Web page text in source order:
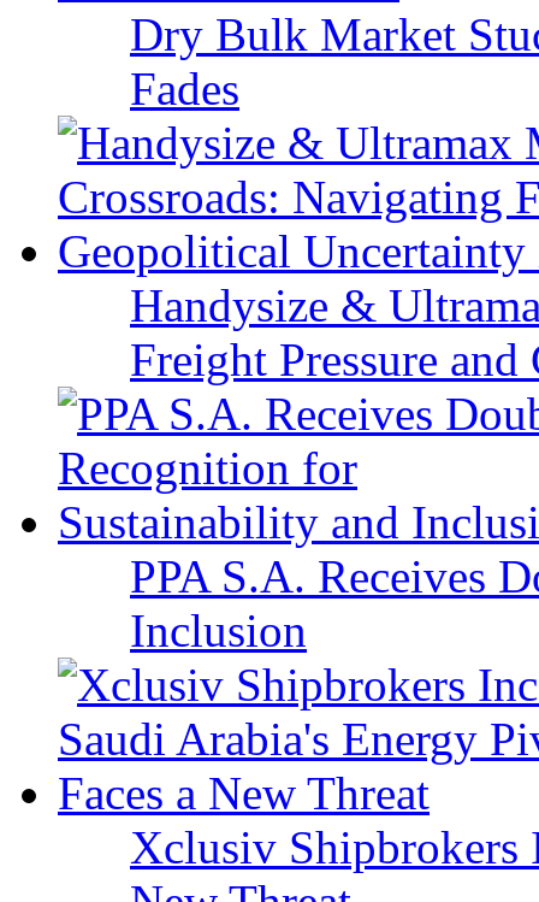
Dry Bulk Market
Fades
Handysize &
Freight Pressure
PPA S.A. Receives
Inclusion
Xclusiv Shipbrokers